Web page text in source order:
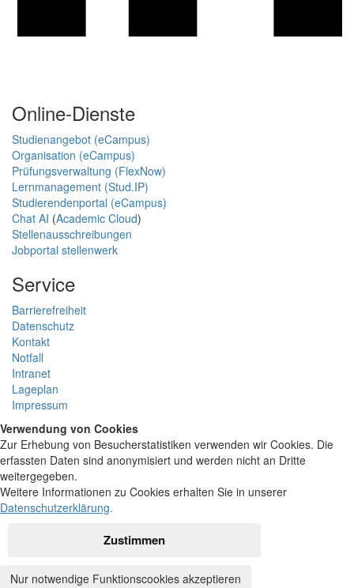
Online-Dienste
Studienangebot (eCampus)
Organisation (eCampus)
Prüfungsverwaltung (FlexNow)
Lernmanagement (Stud.IP)
Studierendenportal (eCampus)
Chat AI (Academic Cloud)
Stellenausschreibungen
Jobportal stellenwerk
Service
Barrierefreiheit
Datenschutz
Kontakt
Notfall
Intranet
Lageplan
Impressum
Verwendung von Cookies
Zur Erhebung von Besucherstatistiken verwenden wir Cookies. Die
erfassten Daten sind anonymisiert und werden nicht an Dritte
weitergegeben.
Weitere Informationen zu Cookies erhalten Sie in unserer
Datenschutzerklärung.
Zustimmen
Nur notwendige Funktionscookies akzeptieren